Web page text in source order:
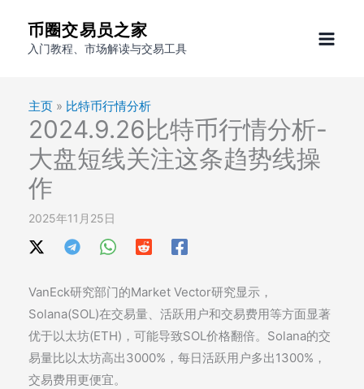
币圈交易员之家
入门教程、市场解读与交易工具
主页 » 比特币行情分析
2024.9.26比特币行情分析-
大盘短线关注这条趋势线操
作
2025年11月25日
VanEck研究部门的Market Vector研究显示，
Solana(SOL)在交易量、活跃用户和交易费用等方面显著
优于以太坊(ETH)，可能导致SOL价格翻倍。Solana的交
易量比以太坊高出3000%，每日活跃用户多出1300%，
交易费用更便宜。